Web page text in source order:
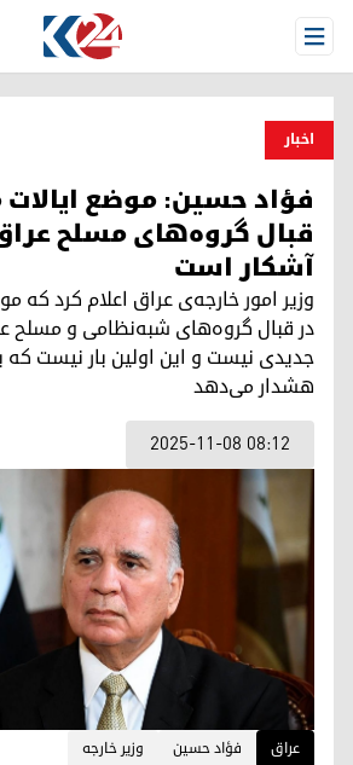
Open Menu
اخبار
فؤاد حسین: موضع ایالات
قبال گروه‌های مسلح
آشکار است
وزیر امور خارجه‌ی عراق اعلام کرد که
در قبال گروه‌های شبه‌نظامی و مسلح
جدیدی نیست و این اولین بار نیست که
هشدار می‌دهد
2025-11-08 08:12
عراق فؤاد حسین وزیر خارجه